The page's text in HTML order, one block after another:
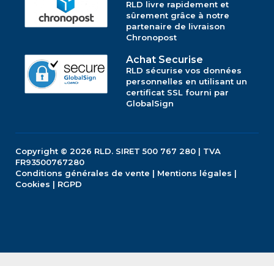
RLD livre rapidement et
sûrement grâce à notre
partenaire de livraison
Chronopost
Achat Securise
RLD sécurise vos données
personnelles en utilisant un
certificat SSL fourni par
GlobalSign
Copyright © 2026 RLD. SIRET 500 767 280 | TVA
FR93500767280
Conditions générales de vente | Mentions légales |
Cookies | RGPD